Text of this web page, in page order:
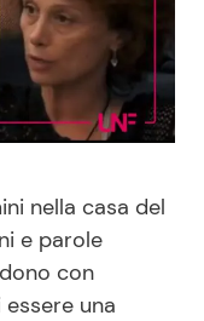
in TV
Facili e Veloci
nella casa del
e parole
con
una